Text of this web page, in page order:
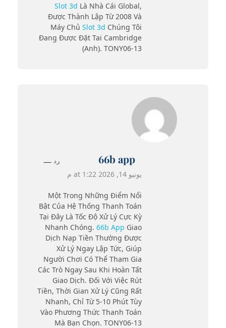
Slot 3d Là Nhà Cái Global,
Được Thành Lập Từ 2008 Và
Máy Chủ Slot 3d Chúng Tôi
Đang Được Đặt Tai Cambridge
(Anh). TONY06-13
66b app
يونيو 14, 2026 at 1:22 م
Một Trong Những Điểm Nổi
Bật Của Hệ Thống Thanh Toán
Tại Đây Là Tốc Độ Xử Lý Cực Kỳ
Nhanh Chóng. 66b App Giao
Dịch Nạp Tiền Thường Được
Xử Lý Ngay Lập Tức, Giúp
Người Chơi Có Thể Tham Gia
Các Trò Ngay Sau Khi Hoàn Tất
Giao Dịch. Đối Với Việc Rút
Tiền, Thời Gian Xử Lý Cũng Rất
Nhanh, Chỉ Từ 5-10 Phút Tùy
Vào Phương Thức Thanh Toán
Mà Bạn Chọn. TONY06-13
رد